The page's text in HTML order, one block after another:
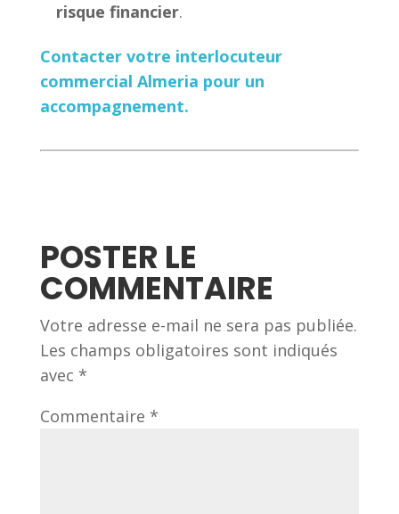
risque financier.
Contacter votre interlocuteur
commercial Almeria pour un
accompagnement.
POSTER LE
COMMENTAIRE
Votre adresse e-mail ne sera pas publiée.
Les champs obligatoires sont indiqués
avec *
Commentaire *